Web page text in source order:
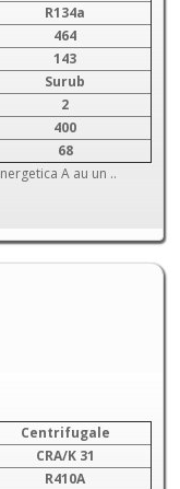
R134a
464
143
Surub
2
400
68
A au un ..
Centrifugale
CRA/K 31
R410A